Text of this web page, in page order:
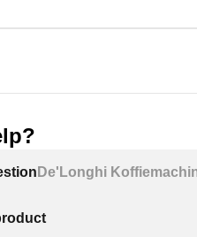
De'Longhi